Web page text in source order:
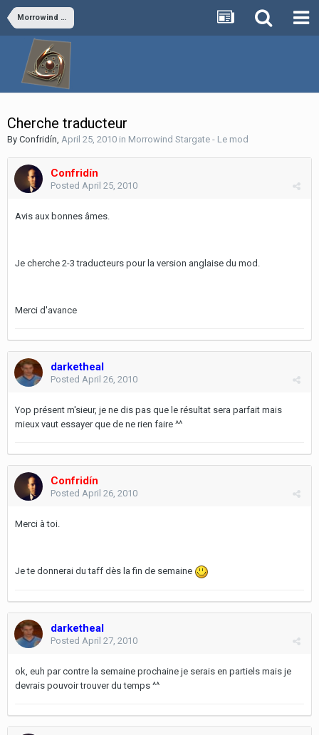
Morrowind Stargate - Le mod
Cherche traducteur
By Confridín, April 25, 2010 in Morrowind Stargate - Le mod
Confridín
Posted April 25, 2010
Avis aux bonnes âmes.
Je cherche 2-3 traducteurs pour la version anglaise du mod.
Merci d'avance
darketheal
Posted April 26, 2010
Yop présent m'sieur, je ne dis pas que le résultat sera parfait mais
mieux vaut essayer que de ne rien faire ^^
Confridín
Posted April 26, 2010
Merci à toi.
Je te donnerai du taff dès la fin de semaine
darketheal
Posted April 27, 2010
ok, euh par contre la semaine prochaine je serais en partiels mais je
devrais pouvoir trouver du temps ^^